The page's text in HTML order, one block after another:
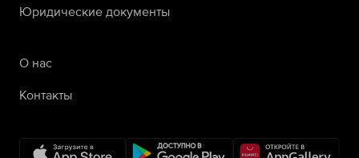
Юридические документы
О нас
Контакты